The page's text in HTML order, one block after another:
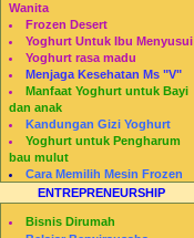
Wanita
Frozen Desert
Yoghurt Untuk Ibu Menyusui
Yoghurt rasa madu
Menjaga Kesehatan Ms "V"
Manfaat Yoghurt untuk Bayi
dan anak
Kandungan Gizi Yoghurt
Yoghurt untuk Pengharum
bau mulut
Cara Memilih Mesin Frozen
Yogurt
Restomesin
ENTREPRENEURSHIP
Bisnis Dirumah